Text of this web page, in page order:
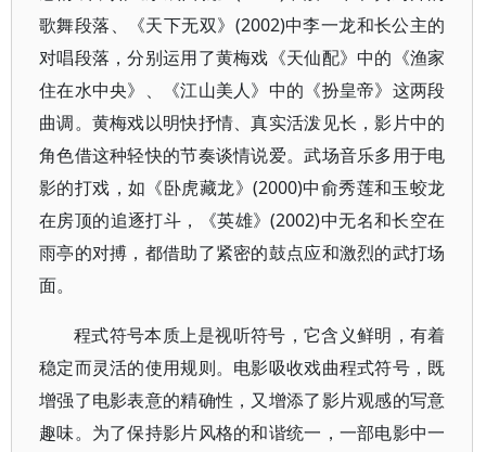
歌舞段落、《天下无双》(2002)中李一龙和长公主的
对唱段落，分别运用了黄梅戏《天仙配》中的《渔家
住在水中央》、《江山美人》中的《扮皇帝》这两段
曲调。黄梅戏以明快抒情、真实活泼见长，影片中的
角色借这种轻快的节奏谈情说爱。武场音乐多用于电
影的打戏，如《卧虎藏龙》(2000)中俞秀莲和玉蛟龙
在房顶的追逐打斗，《英雄》(2002)中无名和长空在
雨亭的对搏，都借助了紧密的鼓点应和激烈的武打场
面。
程式符号本质上是视听符号，它含义鲜明，有着
稳定而灵活的使用规则。电影吸收戏曲程式符号，既
增强了电影表意的精确性，又增添了影片观感的写意
趣味。为了保持影片风格的和谐统一，一部电影中一